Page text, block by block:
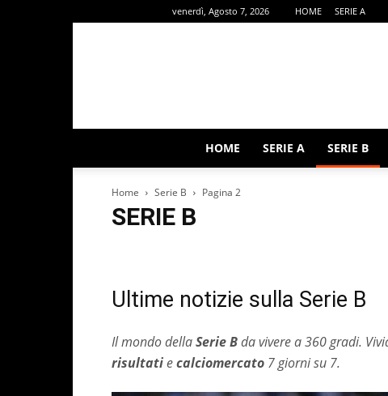
venerdì, Agosto 7, 2026 HOME SERIE A
HOME SERIE A SERIE B
Home Serie B Pagina 2
SERIE B
Ultime notizie sulla Serie B
Il mondo dellaSerie Bda vivere a 360 gradi.
risultatiecalciomercato 7 giorni su 7.